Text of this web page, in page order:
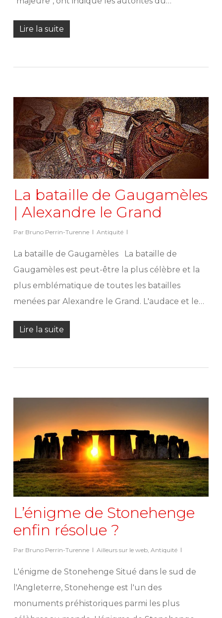
Lire la suite
La bataille de Gaugamèles
| Alexandre le Grand
Par Bruno Perrin-Turenne Antiquité
La bataille de Gaugamèles La bataille de
Gaugamèles est peut-être la plus célèbre et la
plus emblématique de toutes les batailles
menées par Alexandre le Grand. L'audace et le…
Lire la suite
L’énigme de Stonehenge
enfin résolue ?
Par Bruno Perrin-Turenne Ailleurs sur le web, Antiquité
L'énigme de Stonehenge Situé dans le sud de
l'Angleterre, Stonehenge est l'un des
monuments préhistoriques parmi les plus